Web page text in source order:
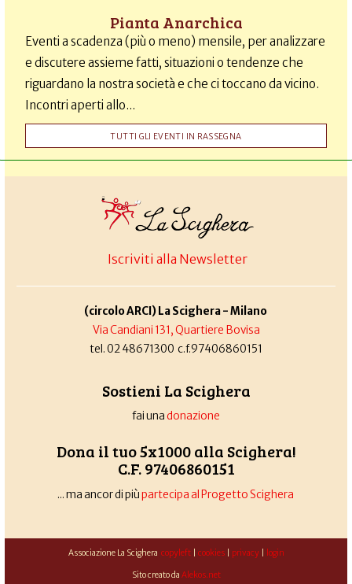
Pianta Anarchica
Eventi a scadenza (più o meno) mensile, per analizzare
e discutere assieme fatti, situazioni o tendenze che
riguardano la nostra società e che ci toccano da vicino.
Incontri aperti allo...
TUTTI GLI EVENTI IN RASSEGNA
Iscriviti alla Newsletter
(circolo ARCI) La Scighera - Milano
Via Candiani 131, Quartiere Bovisa
tel. 02 48671300 c.f.97406860151
Sostieni La Scighera
fai unadonazione
Dona il tuo 5x1000 alla Scighera!
C.F. 97406860151
... ma ancor di piùpartecipa al Progetto Scighera
Associazione La Scighera copyleft| cookies| privacy| login
Sito creato da Alekos.net